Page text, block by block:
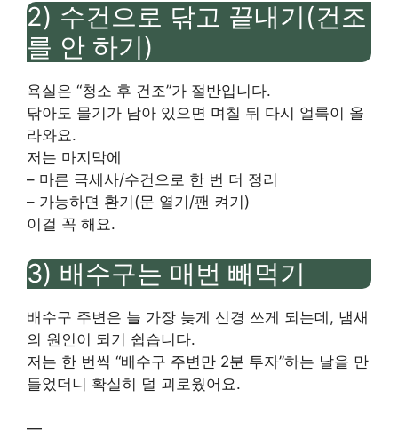
2) 수건으로 닦고 끝내기(건조
를 안 하기)
욕실은 “청소 후 건조”가 절반입니다.
닦아도 물기가 남아 있으면 며칠 뒤 다시 얼룩이 올
라와요.
저는 마지막에
– 마른 극세사/수건으로 한 번 더 정리
– 가능하면 환기(문 열기/팬 켜기)
이걸 꼭 해요.
3) 배수구는 매번 빼먹기
배수구 주변은 늘 가장 늦게 신경 쓰게 되는데, 냄새
의 원인이 되기 쉽습니다.
저는 한 번씩 “배수구 주변만 2분 투자”하는 날을 만
들었더니 확실히 덜 괴로웠어요.
—